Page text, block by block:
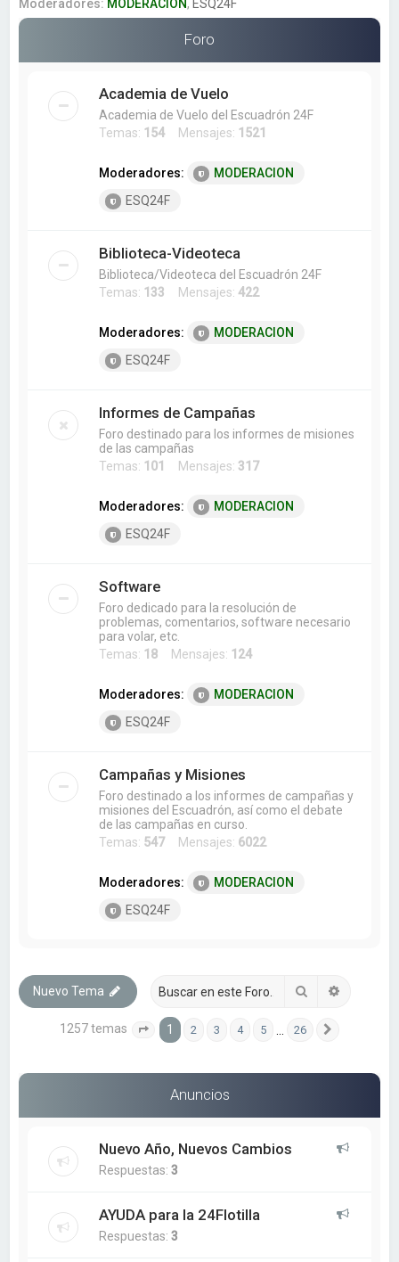
r
Moderadores: MODERACION, ESQ24F
Foro
Academia de Vuelo
Academia de Vuelo del Escuadrón 24F
Temas: 154 Mensajes: 1521
Moderadores:
MODERACION
ESQ24F
Biblioteca-Videoteca
Biblioteca/Videoteca del Escuadrón 24F
Temas: 133 Mensajes:422
Moderadores:
MODERACION
ESQ24F
Informes de Campañas
Foro destinado para los informes de misiones
de las campañas
Temas: 101 Mensajes: 317
Moderadores:
MODERACION
ESQ24F
Software
Foro dedicado para la resolución de
problemas, comentarios, software necesario
para volar, etc.
Temas: 18 Mensajes: 124
Moderadores:
MODERACION
ESQ24F
Campañas y Misiones
Foro destinado a los informes de campañas y
misiones del Escuadrón, así como el debate
de las campañas en curso.
Temas: 547Mensajes: 6022
Moderadores:
MODERACION
ESQ24F
Nuevo Tema Buscar
1257 temas Página 1de 26
1 2 3 4 5 26
Anuncios
Nuevo Año, Nuevos Cambios
Respuestas:3
AYUDA para la 24Flotilla
Respuestas:3